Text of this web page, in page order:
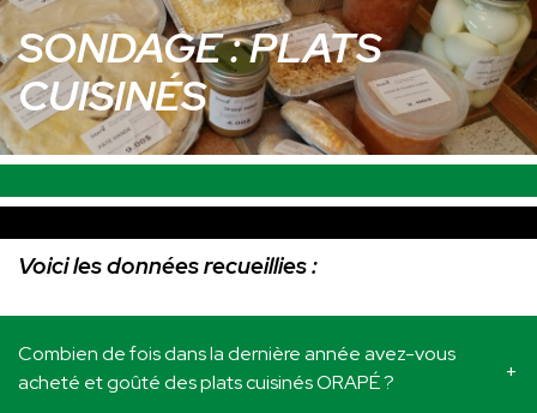
SONDAGE : PLATS
CUISINÉS
Voici les données recueillies :
Combien de fois dans la dernière année avez-vous
acheté et goûté des plats cuisinés ORAPÉ ?